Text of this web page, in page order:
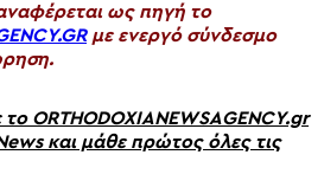
ως πηγή το
με ενεργό σύνδεσμο
ORTHODOXIANEWSAGENCY.gr
και μάθε πρώτος όλες τις